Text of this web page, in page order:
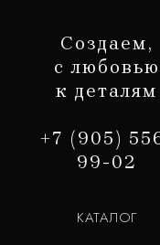
Создаем,
с любовью
к деталям
+7 (905)
99-02
КАТАЛОГ